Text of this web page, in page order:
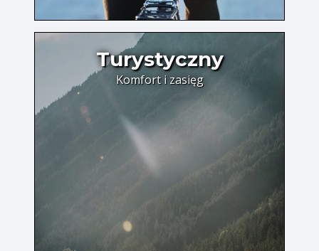
Turystyczny
Komfort i zasięg